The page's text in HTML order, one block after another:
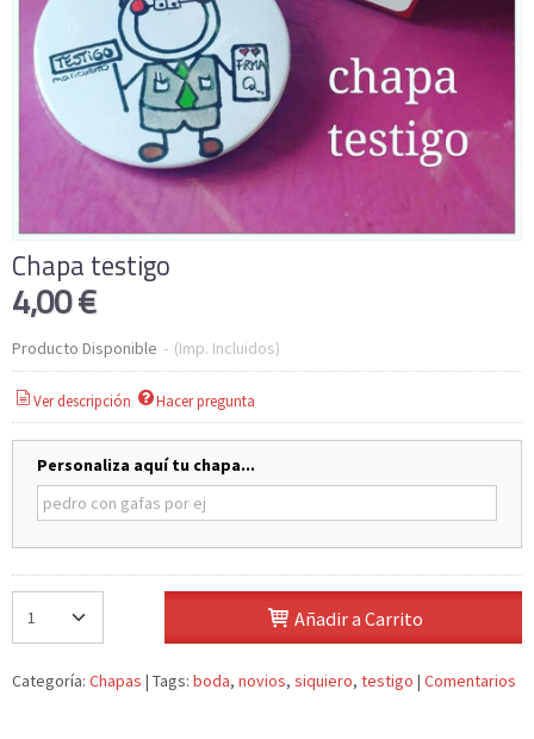
Chapa testigo
4,00 €
Producto Disponible - (Imp. Incluidos)
Ver descripción Hacer pregunta
Personaliza aquí tu chapa...
Añadir a Carrito
Categoría: Chapas | Tags: boda novios siquiero testigo | Comentarios